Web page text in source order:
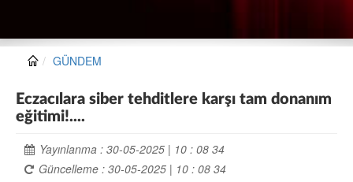
GÜNDEM
Eczacılara siber tehditlere karşı tam donanım
eğitimi!....
Yayınlanma : 30-05-2025 | 10 : 08 34
Güncelleme : 30-05-2025 | 10 : 08 34